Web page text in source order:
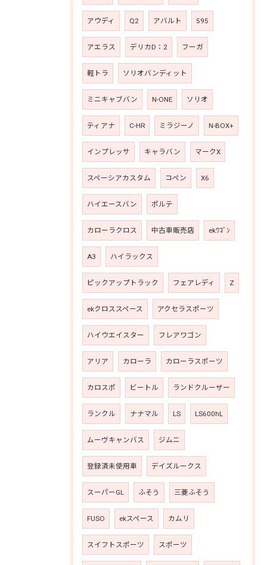
アウディ Q2 アバルト 595
アエラス デリカD：2 フーガ
軽トラ ソリオバンディット
ミニキャブバン N-ONE ソリオ
ティアナ C-HR ミラジーノ N-BOX+
インプレッサ キャラバン マークX
スペーシアカスタム コペン X6
ハイエースバン ポルテ
カローラクロス 中古車販売店 ekﾜｺﾞﾝ
A3 ハイラックス
ピックアップトラック フェアレディ Z
ekクロススペース アクセラスポーツ
ハイウエイスター フレアワゴン
アリア カローラ カローラスポーツ
カロスポ ビートル ランドクルーザー
ランクル ナナマル LS LS600hL
ムーヴキャンバス ジムニ
登録済未使用車 デイズルークス
スーパーGL ふそう 三菱ふそう
FUSO ekスペース カムリ
スイフトスポーツ スポーツ